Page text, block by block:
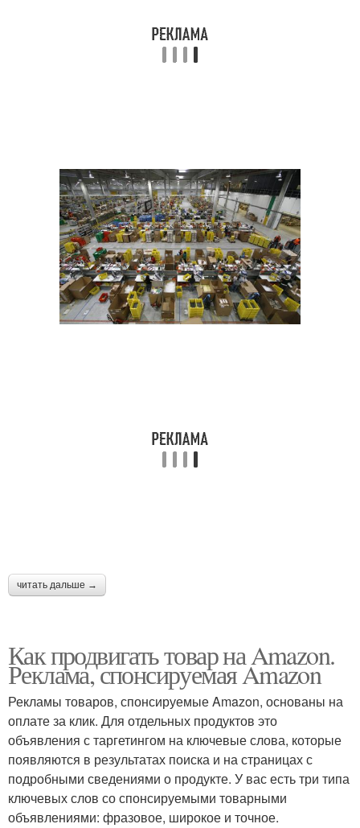
читать дальше →
Как продвигать товар на Amazon.
Реклама, спонсируемая Amazon
Рекламы товаров, спонсируемые Amazon, основаны на
оплате за клик. Для отдельных продуктов это
объявления с таргетингом на ключевые слова, которые
появляются в результатах поиска и на страницах с
подробными сведениями о продукте. У вас есть три типа
ключевых слов со спонсируемыми товарными
объявлениями: фразовое, широкое и точное.